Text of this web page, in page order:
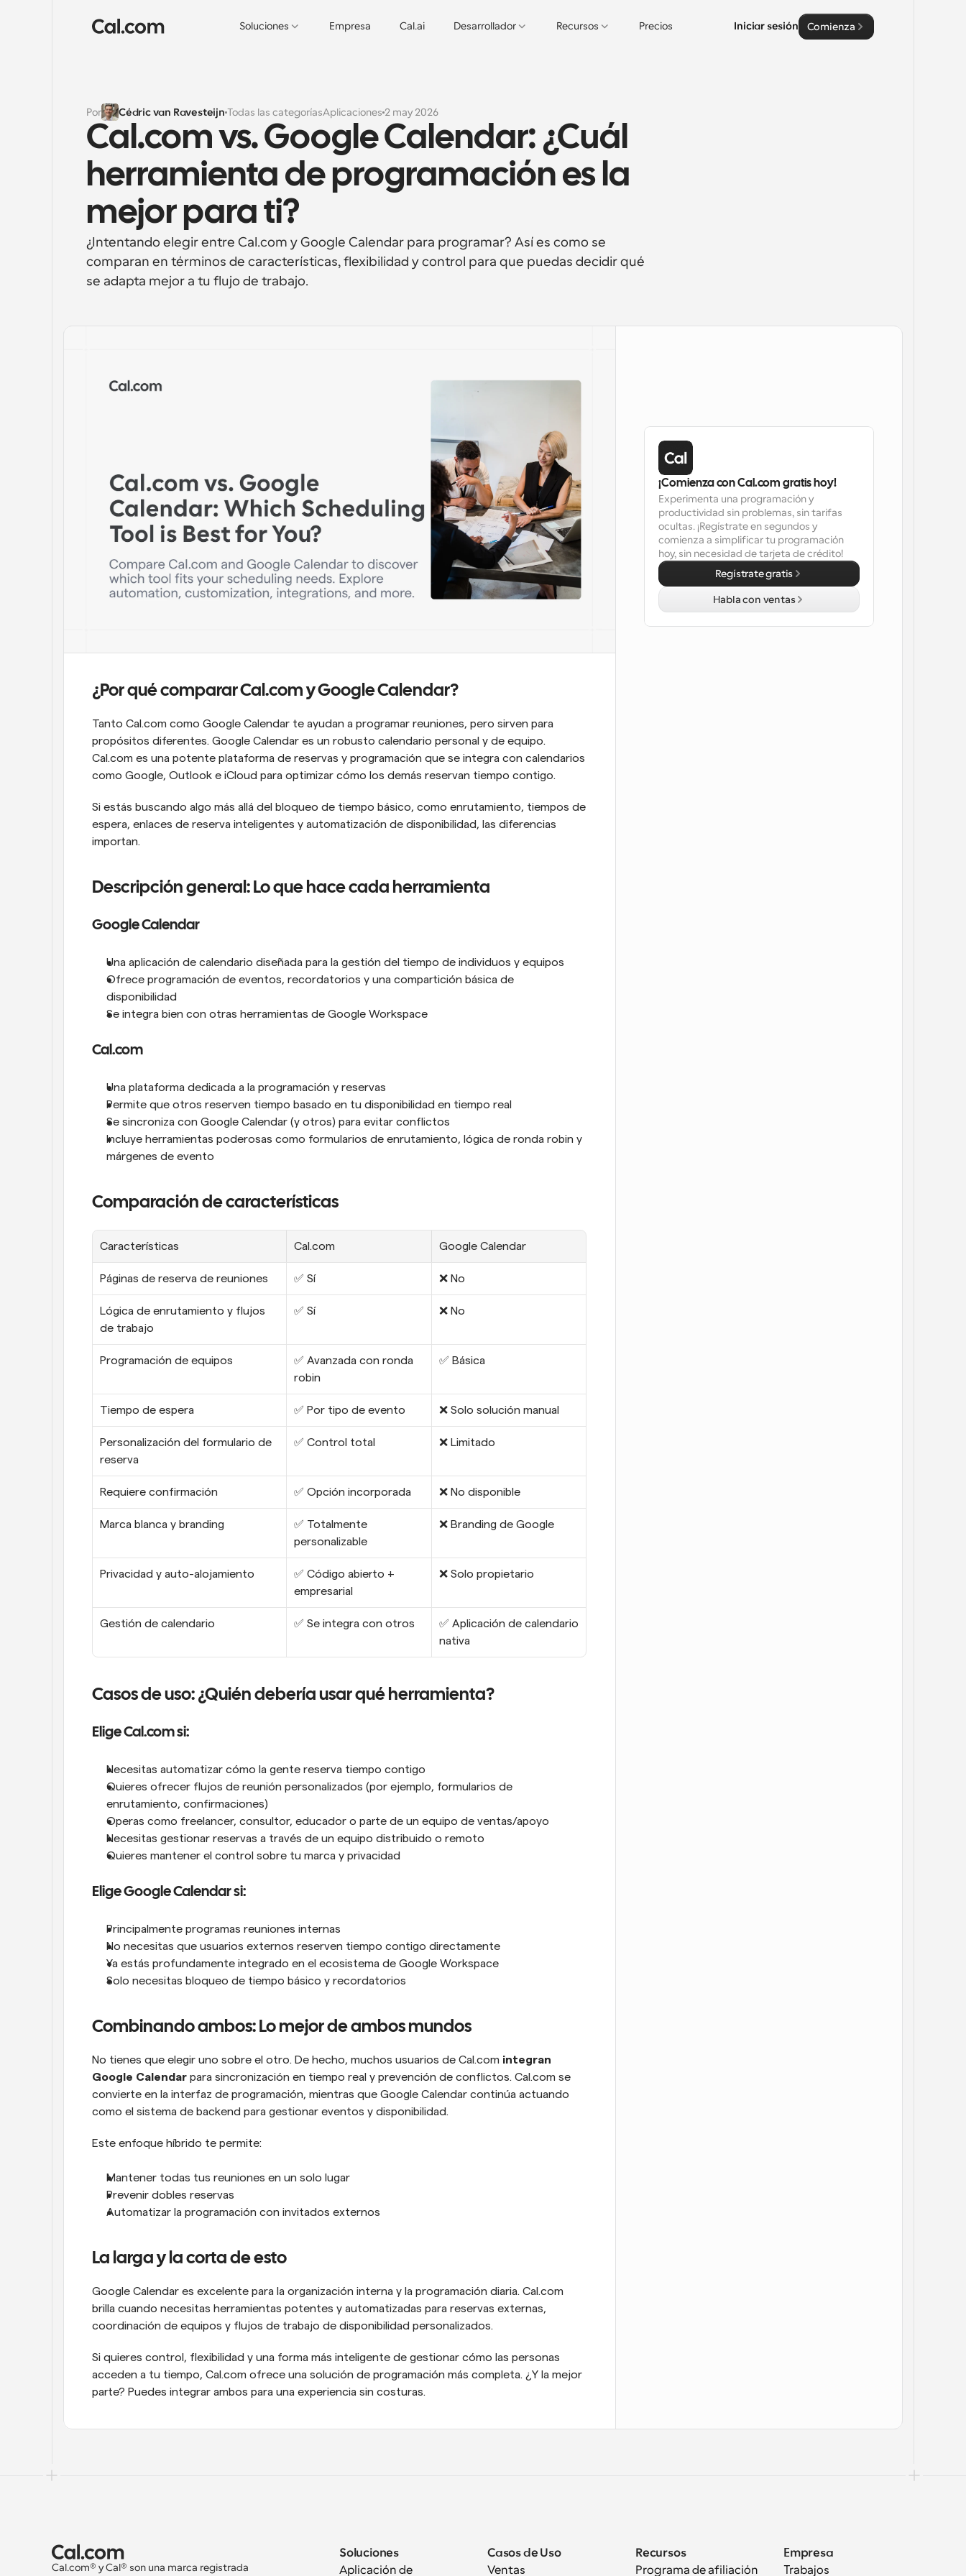
Soluciones Empresa Cal.ai Desarrollador Recursos Precios Iniciar sesión Comienza
Por Cédric van Ravesteijn Todas las categoríasAplicaciones 2 may 2026
Cal.com vs. Google Calendar: ¿Cuál
herramienta de programación es la
mejor para ti?
¿Intentando elegir entre Cal.com y Google Calendar para programar? Así es como se
comparan en términos de características, flexibilidad y control para que puedas decidir qué
se adapta mejor a tu flujo de trabajo.
¿Por qué comparar Cal.com y Google Calendar?
Tanto Cal.com como Google Calendar te ayudan a programar reuniones, pero sirven para
propósitos diferentes. Google Calendar es un robusto calendario personal y de equipo.
Cal.com es una potente plataforma de reservas y programación que se integra con calendarios
como Google, Outlook e iCloud para optimizar cómo los demás reservan tiempo contigo.
Si estás buscando algo más allá del bloqueo de tiempo básico, como enrutamiento, tiempos de
espera, enlaces de reserva inteligentes y automatización de disponibilidad, las diferencias
importan.
Descripción general: Lo que hace cada herramienta
Google Calendar
Una aplicación de calendario diseñada para la gestión del tiempo de individuos y equipos
Ofrece programación de eventos, recordatorios y una compartición básica de
disponibilidad
Se integra bien con otras herramientas de Google Workspace
Cal.com
Una plataforma dedicada a la programación y reservas
Permite que otros reserven tiempo basado en tu disponibilidad en tiempo real
Se sincroniza con Google Calendar (y otros) para evitar conflictos
Incluye herramientas poderosas como formularios de enrutamiento, lógica de ronda robin y
márgenes de evento
Comparación de características
Características Cal.com Google Calendar
Páginas de reserva de reuniones ✅ Sí ❌ No
Lógica de enrutamiento y flujos
de trabajo
✅ Sí ❌ No
Programación de equipos
✅ Avanzada con ronda
robin
✅ Básica
Tiempo de espera ✅ Por tipo de evento ❌ Solo solución manual
Personalización del formulario de
reserva
✅ Control total ❌ Limitado
Requiere confirmación ✅ Opción incorporada ❌ No disponible
Marca blanca y branding
✅ Totalmente
personalizable
❌ Branding de Google
Privacidad y auto-alojamiento
✅ Código abierto +
empresarial
❌ Solo propietario
Gestión de calendario ✅ Se integra con otros
✅ Aplicación de calendario
nativa
Casos de uso: ¿Quién debería usar qué herramienta?
Elige Cal.com si:
Necesitas automatizar cómo la gente reserva tiempo contigo
Quieres ofrecer flujos de reunión personalizados (por ejemplo, formularios de
enrutamiento, confirmaciones)
Operas como freelancer, consultor, educador o parte de un equipo de ventas/apoyo
Necesitas gestionar reservas a través de un equipo distribuido o remoto
Quieres mantener el control sobre tu marca y privacidad
Elige Google Calendar si:
Principalmente programas reuniones internas
No necesitas que usuarios externos reserven tiempo contigo directamente
Ya estás profundamente integrado en el ecosistema de Google Workspace
Solo necesitas bloqueo de tiempo básico y recordatorios
Combinando ambos: Lo mejor de ambos mundos
No tienes que elegir uno sobre el otro. De hecho, muchos usuarios de Cal.com integran
Google Calendar para sincronización en tiempo real y prevención de conflictos. Cal.com se
convierte en la interfaz de programación, mientras que Google Calendar continúa actuando
como el sistema de backend para gestionar eventos y disponibilidad.
Este enfoque híbrido te permite:
Mantener todas tus reuniones en un solo lugar
Prevenir dobles reservas
Automatizar la programación con invitados externos
La larga y la corta de esto
Google Calendar es excelente para la organización interna y la programación diaria. Cal.com
brilla cuando necesitas herramientas potentes y automatizadas para reservas externas,
coordinación de equipos y flujos de trabajo de disponibilidad personalizados.
Si quieres control, flexibilidad y una forma más inteligente de gestionar cómo las personas
acceden a tu tiempo, Cal.com ofrece una solución de programación más completa. ¿Y la mejor
parte? Puedes integrar ambos para una experiencia sin costuras.
¡Comienza con Cal.com gratis hoy!
Experimenta una programación y
productividad sin problemas, sin tarifas
ocultas. ¡Regístrate en segundos y
comienza a simplificar tu programación
hoy, sin necesidad de tarjeta de crédito!
Regístrate gratis
Habla con ventas
Cal.com® y Cal® son una marca registrada
Soluciones
Aplicación de
Casos de Uso
Ventas
Recursos
Programa de afiliación
Empresa
Trabajos